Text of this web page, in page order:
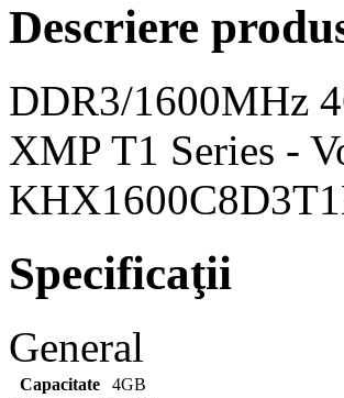
Descriere
DDR3/1600MHz
XMP T1 Series -
Specificaţii
General
Capacitate
4GB